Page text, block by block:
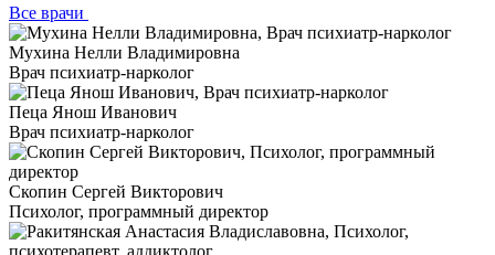
Все врачи
Мухина Нелли Владимировна
Врач психиатр-нарколог
Пеца Янош Иванович
Врач психиатр-нарколог
Скопин Сергей Викторович
Психолог, программный директор